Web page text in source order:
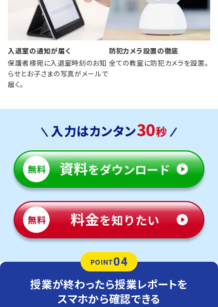
入退室の通知が届く
保護者様宛に入退室時刻のお知
らせとお子さまの写真がメールで
届く。
防犯カメラ設置の徹底
全ての教室に防犯カメラを設置。
POINT04
授業が終わったら授業レポートを
スマホから確認できる